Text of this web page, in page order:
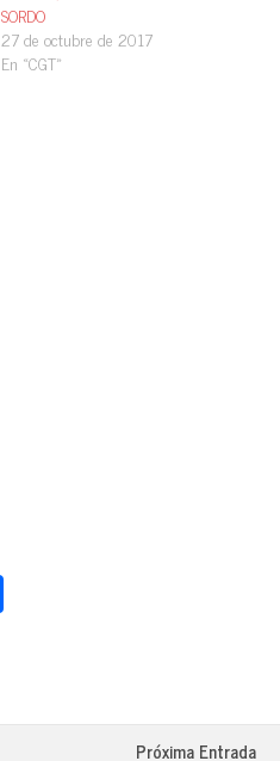
SORDO
27 de octubre de 2017
En «CGT»
pa
Próxima Entrada